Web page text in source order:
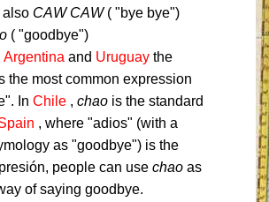
also CAW CAW( "bye bye")
( "goodbye")
Argentina and Uruguay the
the most common expression
In Chile , chao is the standard
, where "adios" (with a
as "goodbye") is the
people can use chao as
of saying goodbye.